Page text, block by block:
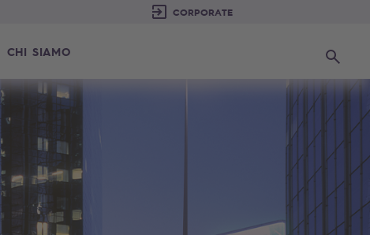
CHI SIAMO Ricerca